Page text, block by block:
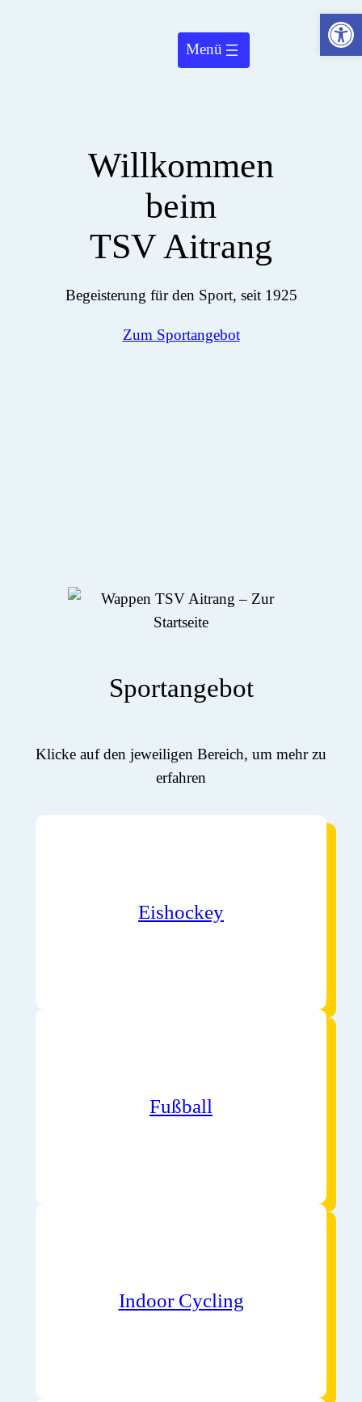
Willkommen
beim
TSV Aitrang
Begeisterung für den Sport, seit 1925
Zum Sportangebot
Sportangebot
Klicke auf den jeweiligen Bereich, um mehr zu
erfahren
Eishockey
Fußball
Indoor Cycling
Werkzeugleiste öffnen